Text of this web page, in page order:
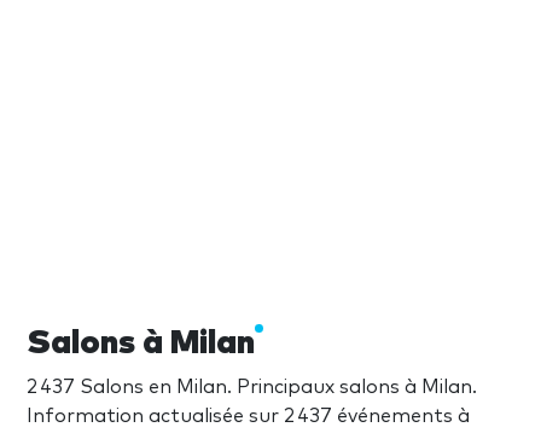
Salons à Milan
2 437 Salons en Milan. Principaux salons à Milan.
Information actualisée sur 2 437 événements à